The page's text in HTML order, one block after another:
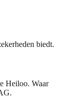
biedt.
Heiloo. Waar